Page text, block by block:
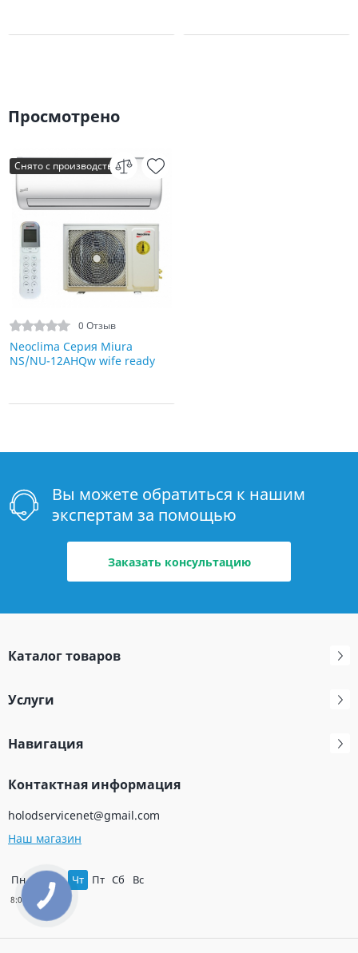
Просмотрено
Снято с производства
0 Отзыв
Neoclima Серия Miura
NS/NU-12AHQw wife ready
Вы можете обратиться к нашим
экспертам за помощью
Заказать консультацию
Каталог товаров
Услуги
Навигация
Контактная информация
holodservicenet@gmail.com
Наш магазин
Пн Вт Ср Чт Пт Сб Вс